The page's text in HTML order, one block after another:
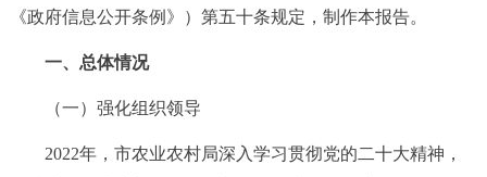
政策兑现
决策公开
《政府信息公开条例》）第五十条规定，制作本报告。
一、总体情况
（一）强化组织领导
2022年，市农业农村局深入学习贯彻党的二十大精神，